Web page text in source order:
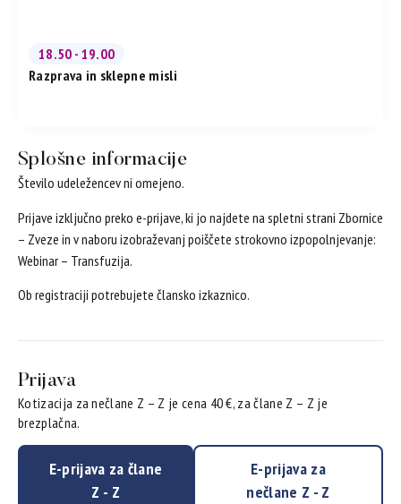
18.50 - 19.00
Razprava in sklepne misli
Splošne informacije
Število udeležencev ni omejeno.
Prijave izključno preko e-prijave, ki jo najdete na spletni strani Zbornice
– Zveze in v naboru izobraževanj poiščete strokovno izpopolnjevanje:
Webinar – Transfuzija.
Ob registraciji potrebujete člansko izkaznico.
Prijava
Kotizacija za nečlane Z – Z je cena 40 €, za člane Z – Z je
brezplačna.
E-prijava za člane
Z - Z
E-prijava za
nečlane Z - Z